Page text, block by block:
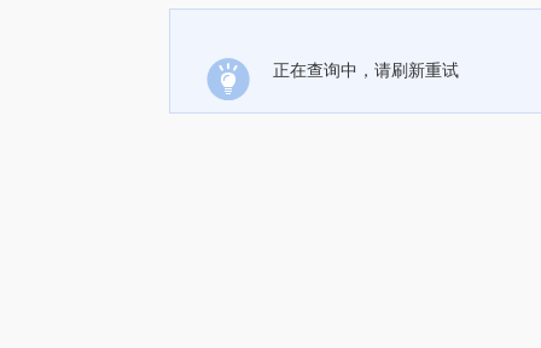
正在查询中，请刷新重试